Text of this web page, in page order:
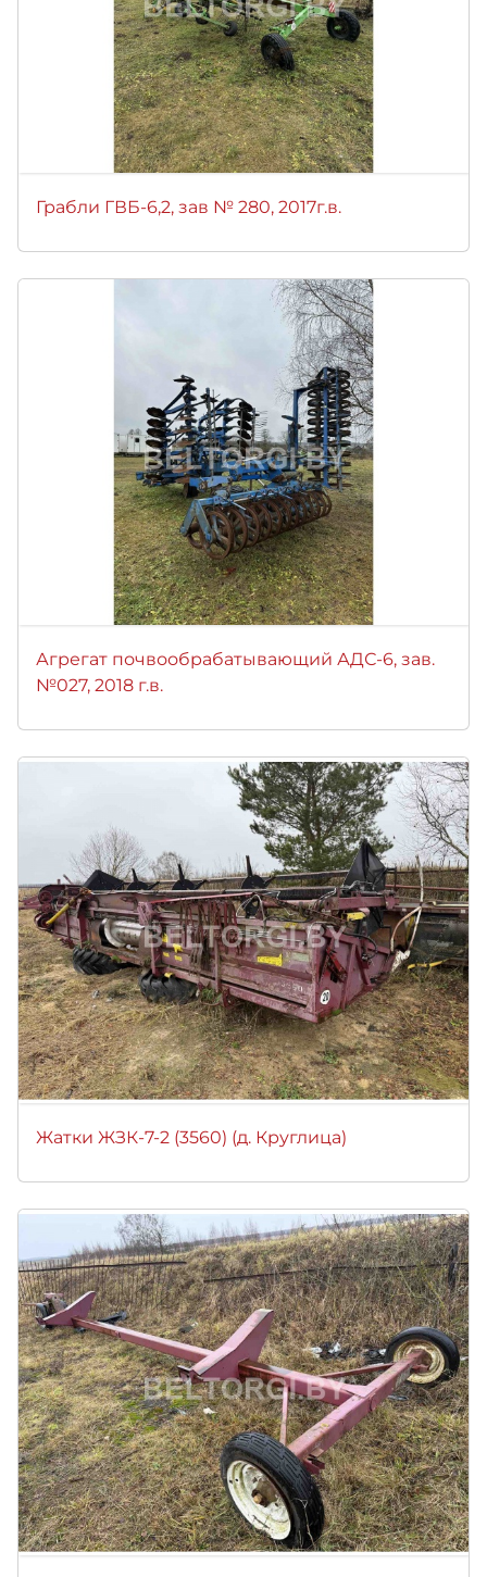
Грабли ГВБ-6,2, зав № 280, 2017г.в.
Агрегат почвообрабатывающий АДС-6, зав.
№027, 2018 г.в.
Жатки ЖЗК-7-2 (3560) (д. Круглица)